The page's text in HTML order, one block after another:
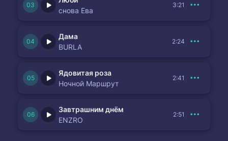
снова Ева
3:21
Дама
BURLA
2:24
Ядовитая роза
Ночной Маршрут
2:41
Завтрашним днём
ENZRO
2:51